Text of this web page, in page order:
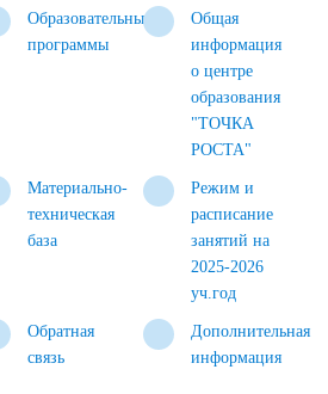
Образовательные
программы
Общая
информация
о центре
образования
"ТОЧКА
РОСТА"
Материально-
техническая
база
Режим и
расписание
занятий на
2025-2026
уч.год
Обратная
связь
Дополнительная
информация